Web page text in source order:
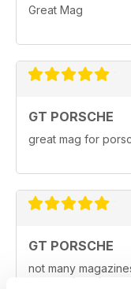
Great Mag
GT PORSCHE
great mag for
GT PORSCHE
not many
approach to the